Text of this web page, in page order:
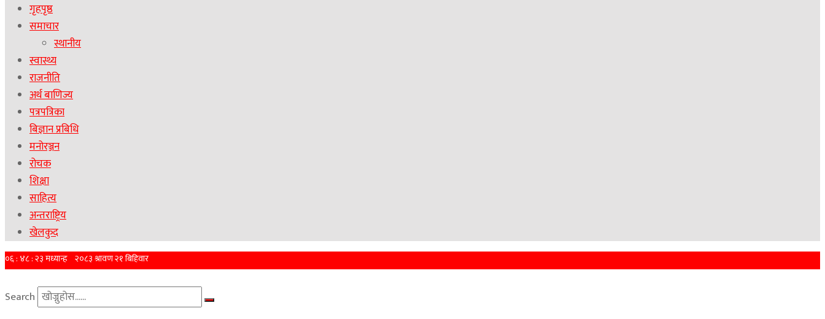
गृहपृष्ठ
समाचार
स्थानीय
स्वास्थ्य
राजनीति
अर्थ बाणिज्य
पत्रपत्रिका
बिज्ञान प्रबिधि
मनोरञ्जन
रोचक
शिक्षा
साहित्य
अन्तराष्ट्रिय
खेलकुद
Search